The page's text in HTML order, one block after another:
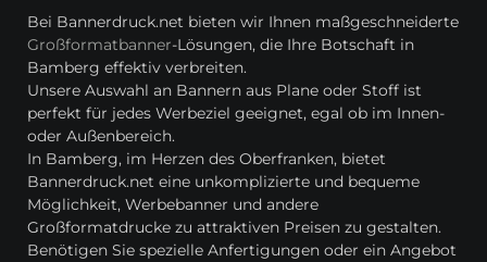
Bei Bannerdruck.net bieten wir Ihnen maßgeschneiderte
Großformatbanner-Lösungen, die Ihre Botschaft in
Bamberg effektiv verbreiten.
Unsere Auswahl an Bannern aus Plane oder Stoff ist
perfekt für jedes Werbeziel geeignet, egal ob im Innen-
oder Außenbereich.
In Bamberg, im Herzen des Oberfranken, bietet
Bannerdruck.net eine unkomplizierte und bequeme
Möglichkeit, Werbebanner und andere
Großformatdrucke zu attraktiven Preisen zu gestalten.
Benötigen Sie spezielle Anfertigungen oder ein Angebot